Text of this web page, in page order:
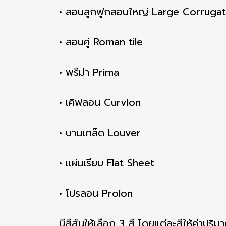
• ลอนลูกฟูกลอนใหญ่ Large
• ลอนคู่ Roman tile
• พรีม่า Prima
• เคิฟลอน Curvlon
• บานเกล็ด Louver
• แผ่นเรียบ Flat Sheet
• โปรลอน Prolon